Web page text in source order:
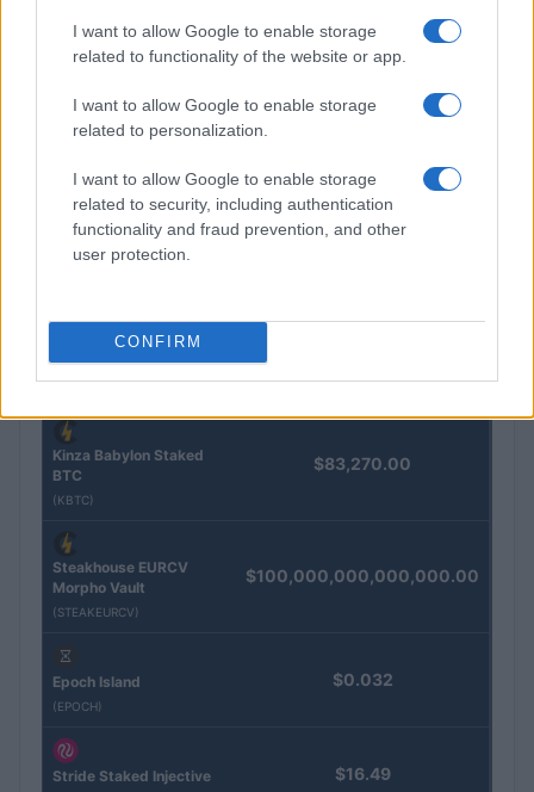
I want to allow Google to enable storage
related to functionality of the website or app.
I want to allow Google to enable storage
related to personalization.
I want to allow Google to enable storage
related to security, including authentication
functionality and fraud prevention, and other
user protection.
CONFIRM
Petrolio in calo: Brent a 91,82$, ribassi a due cifre per greggio
QUOTAZIONI CRYPTO
Eureka Bridged PAX
Gold (Terra
Kinza Babylon Staked
BTC
(KBTC)
$83,270.00
Steakhouse EURCV
Morpho Vault
(STEAKEURCV)
$100,000,000,000,000.00
Epoch Island
(EPOCH)
$0.032
Stride Staked Injective $16.49